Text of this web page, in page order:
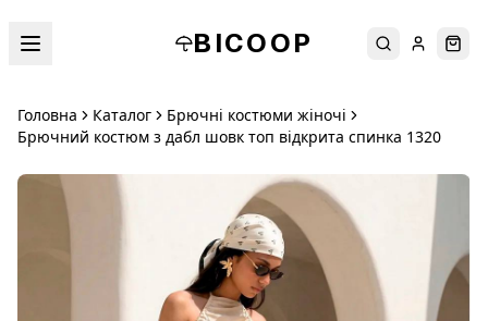
BICOOP ПошукУвійти
Головна Каталог
Брючні костюми жіночі
Брючний костюм з дабл шовк топ відкрита спинка 1320